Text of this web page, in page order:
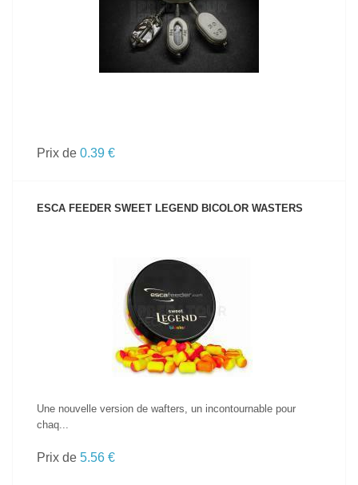
Prix de 0.39 €
ESCA FEEDER SWEET LEGEND BICOLOR WASTERS
VOIR LE PRODUIT
Une nouvelle version de wafters, un incontournable pour
chaq...
Prix de 5.56 €